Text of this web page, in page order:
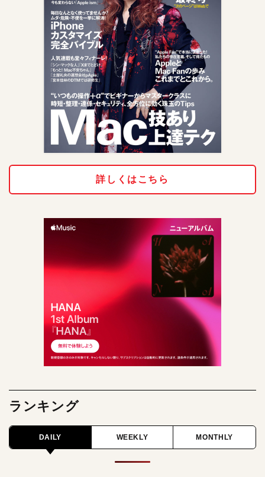
詳しくはこちら
ランキング
DAILY WEEKLY MONTHLY